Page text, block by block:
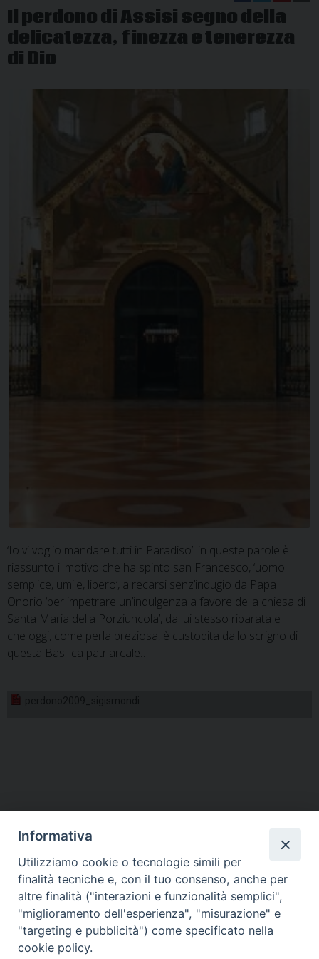
Il perdono di Assisi segno della
delicatezza, finezza e tenerezza
di Dio
‘Io vi voglio mandare tutti in Paradiso’: in queste parole è
riassunto il motivo che ha spinto san Francesco, ‘uomo
semplice, umile, libero’, a recarsi senz’indugio da Papa
Onorio ‘per impetrare un’indulgenza a favore della chiesa di
Santa Maria della Porziuncola’, da lui stesso riparata e
che oggi, come perla preziosa, è custodita dallo scrigno di
questa Basilica patriarcale…
HOME VESCOVO ORARI MESSE
CURIA VESCOVILE
TUTELA MINORI
UFFICI PASTORALI PERSONE
VITA CONSACRATA
DOCUMENTI
CONTATTI
Copyright © 2018 Diocesi di Foligno /Curia . Piazza Mons. Faloci 3 - 06034
Informativa
Utilizziamo cookie o tecnologie simili per
finalità tecniche e, con il tuo consenso, anche per
altre finalità ("interazioni e funzionalità semplici",
"miglioramento dell'esperienza", "misurazione" e
"targeting e pubblicità") come specificato nella
cookie policy.